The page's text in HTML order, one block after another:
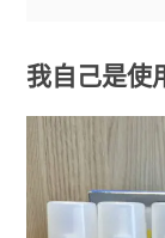
我自己是使